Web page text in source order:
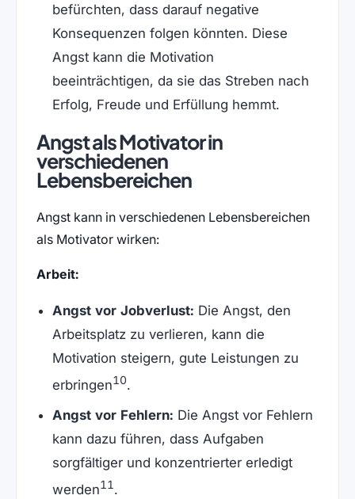
befürchten, dass darauf negative
Konsequenzen folgen könnten. Diese
Angst kann die Motivation
beeinträchtigen, da sie das Streben nach
Erfolg, Freude und Erfüllung hemmt.
Angst als Motivator in
verschiedenen
Lebensbereichen
Angst kann in verschiedenen Lebensbereichen
als Motivator wirken:
Arbeit:
Angst vor Jobverlust: Die Angst, den
Arbeitsplatz zu verlieren, kann die
Motivation steigern, gute Leistungen zu
erbringen10.
Angst vor Fehlern: Die Angst vor Fehlern
kann dazu führen, dass Aufgaben
sorgfältiger und konzentrierter erledigt
werden11 .